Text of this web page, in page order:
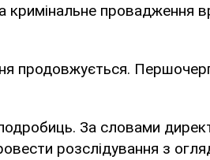
провадження
продовжується.
За словами
розслідування з